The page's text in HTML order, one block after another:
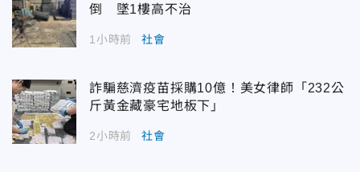
倒 墜1樓高不治
1小時前 社會
詐騙慈濟疫苗採購10億！美女律師「232公
斤黃金藏豪宅地板下」
2小時前 社會